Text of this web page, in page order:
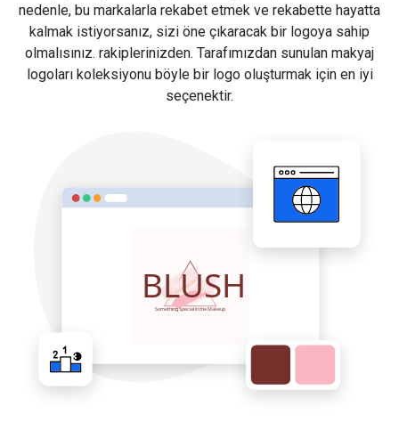
nedenle, bu markalarla rekabet etmek ve rekabette hayatta
kalmak istiyorsanız, sizi öne çıkaracak bir logoya sahip
olmalısınız. rakiplerinizden. Tarafımızdan sunulan makyaj
logoları koleksiyonu böyle bir logo oluşturmak için en iyi
seçenektir.